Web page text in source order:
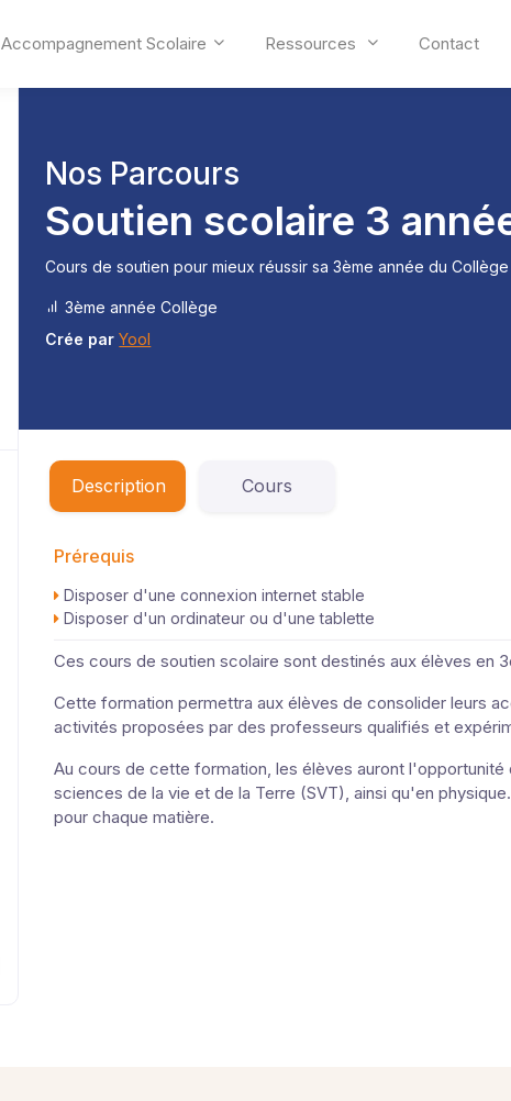
Accompagnement Scolaire Ressources Contact
Nos Parcours
Soutien scolaire 3
Cours de soutien pour mieux réussir sa 3ème année du
3ème année Collège
Crée par Yool
Description Cours
Prérequis
Disposer d'une connexion internet stable
Disposer d'un ordinateur ou d'une tablette
Ces cours de soutien scolaire sont destinés aux élèves en
Cette formation permettra aux élèves de consolider leurs
activités proposées par des professeurs qualifiés et
Au cours de cette formation, les élèves auront
sciences de la vie et de la Terre (SVT), ainsi qu'en
pour chaque matière.